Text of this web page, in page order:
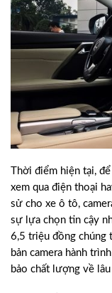
Thời điểm hiện tại,
xem qua điện thoại
sử cho xe ô tô,
sự lựa chọn tin cậy
6,5 triệu đồng chúng
bản camera hành
bảo chất lượng về